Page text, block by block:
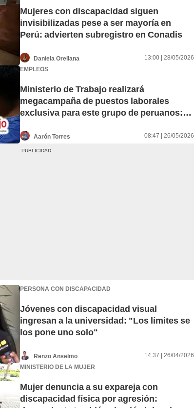
Mujeres con discapacidad siguen
invisibilizadas pese a ser mayoría en
Perú: advierten subregistro en Conadis
Daniela Orellana
13:00 | 28/05/2026
EMPLEOS
Ministerio de Trabajo realizará
megacampaña de puestos laborales
exclusiva para este grupo de peruanos:
Aarón Torres 08:47 | 26/05/2026
PERSONA CON DISCAPACIDAD
Jóvenes con discapacidad visual
ingresan a la universidad: "Los límites se
los pone uno solo"
Renzo Anselmo
14:37 | 26/04/2026
MINISTERIO DE LA MUJER
Mujer denuncia a su expareja con
discapacidad física por agresión: